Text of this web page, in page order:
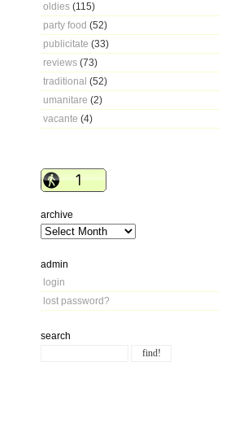
oldies (115)
party food (52)
publicitate (33)
reviews (73)
traditional (52)
umanitare (2)
vacante (4)
archive
admin
login
lost password?
search